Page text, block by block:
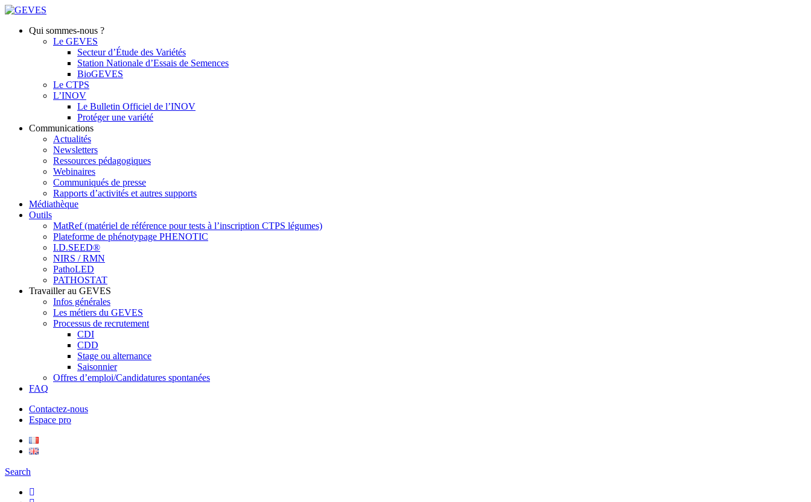
Qui sommes-nous ?
Le GEVES
Secteur d’Étude des Variétés
Station Nationale d’Essais de Semences
BioGEVES
Le CTPS
L’INOV
Le Bulletin Officiel de l’INOV
Protéger une variété
Communications
Actualités
Newsletters
Ressources pédagogiques
Webinaires
Communiqués de presse
Rapports d’activités et autres supports
Médiathèque
Outils
MatRef (matériel de référence pour tests à l’inscription CTPS légumes)
Plateforme de phénotypage PHENOTIC
I.D.SEED®
NIRS / RMN
PathoLED
PATHOSTAT
Travailler au GEVES
Infos générales
Les métiers du GEVES
Processus de recrutement
CDI
CDD
Stage ou alternance
Saisonnier
Offres d’emploi/Candidatures spontanées
FAQ
Contactez-nous
Espace pro
Search